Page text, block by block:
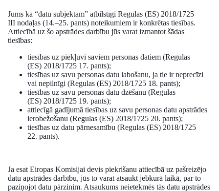
Jums kā “datu subjektam” atbilstīgi Regulas (ES) 2018/1725
III nodaļas (14.–25. pants) noteikumiem ir konkrētas tiesības.
Attiecībā uz šo apstrādes darbību jūs varat izmantot šādas
tiesības:
tiesības uz piekļuvi saviem personas datiem (Regulas
(ES) 2018/1725 17. pants);
tiesības uz savu personas datu labošanu, ja tie ir neprecīzi
vai nepilnīgi (Regulas (ES) 2018/1725 18. pants);
tiesības uz savu personas datu dzēšanu (Regulas
(ES) 2018/1725 19. pants);
attiecīgā gadījumā tiesības uz savu personas datu apstrādes
ierobežošanu (Regulas (ES) 2018/1725 20. pants);
tiesības uz datu pārnesamību (Regulas (ES) 2018/1725
22. pants).
Ja esat Eiropas Komisijai devis piekrišanu attiecībā uz pašreizējo
datu apstrādes darbību, jūs to varat atsaukt jebkurā laikā, par to
paziņojot datu pārzinim. Atsaukums neietekmēs tās datu apstrādes